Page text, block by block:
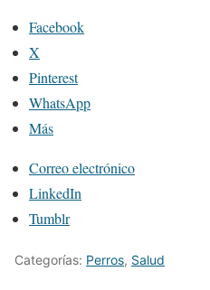
Facebook
X
Pinterest
WhatsApp
Más
Correo electrónico
LinkedIn
Tumblr
Categorías: Perros, Salud